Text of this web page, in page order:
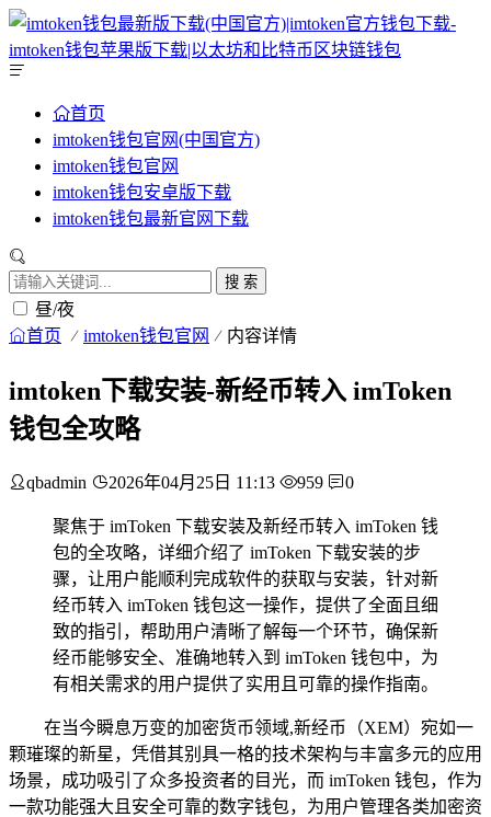
首页
imtoken钱包官网(中国官方)
imtoken钱包官网
imtoken钱包安卓版下载
imtoken钱包最新官网下载
搜 索
昼/夜
首页 imtoken钱包官网 内容详情
imtoken下载安装-新经币转入 imToken
钱包全攻略
qbadmin 2026年04月25日 11:13 959 0
聚焦于 imToken 下载安装及新经币转入 imToken 钱
包的全攻略，详细介绍了 imToken 下载安装的步
骤，让用户能顺利完成软件的获取与安装，针对新
经币转入 imToken 钱包这一操作，提供了全面且细
致的指引，帮助用户清晰了解每一个环节，确保新
经币能够安全、准确地转入到 imToken 钱包中，为
有相关需求的用户提供了实用且可靠的操作指南。
在当今瞬息万变的加密货币领域,新经币（XEM）宛如一
颗璀璨的新星，凭借其别具一格的技术架构与丰富多元的应用
场景，成功吸引了众多投资者的目光，而 imToken 钱包，作为
一款功能强大且安全可靠的数字钱包，为用户管理各类加密资